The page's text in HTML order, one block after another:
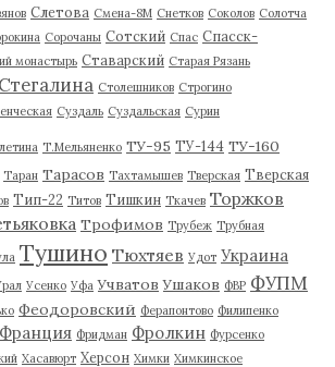
Слетова Смена-8М Снетков Соколов Солотча
Сорочаны Сотский Спас Спасск-
монастырь Ставарский Старая Рязань
Стегалина Столешников Строгино
Суздаль Суздальская Сурин
Т.Мельяненко ТУ-95 ТУ-144 ТУ-160
Таран Тарасов Тахтамышев Тверская Тверская
Тип-22 Титов Тишкин Ткачев Торжков
Трофимов Трубеж Трубная
Тушино Тюхтяев Удот Украина
Усенко Уфа Учватов Ушаков ФВР ФУПМ
Феодоровский Ферапонтово Филипенко
Франция Фридман Фролкин Фурсенко
Хасавюрт Херсон Химки Химкинское